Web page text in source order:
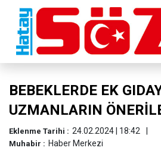
BEBEKLERDE EK
UZMANLARIN
Eklenme Tarihi : 24.02.2024 | 18:42
Muhabir : Haber Merkezi